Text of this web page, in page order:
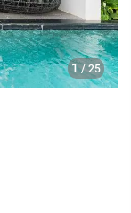
1 / 25